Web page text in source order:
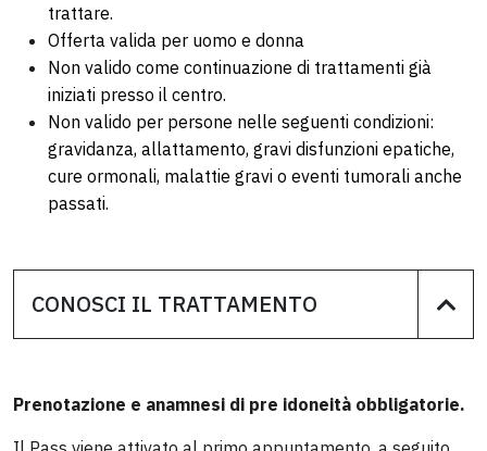
trattare.
Offerta valida per uomo e donna
Non valido come continuazione di trattamenti già
iniziati presso il centro.
Non valido per persone nelle seguenti condizioni:
gravidanza, allattamento, gravi disfunzioni epatiche,
cure ormonali, malattie gravi o eventi tumorali anche
passati.
CONOSCI IL TRATTAMENTO
Prenotazione e anamnesi di pre idoneità obbligatorie.